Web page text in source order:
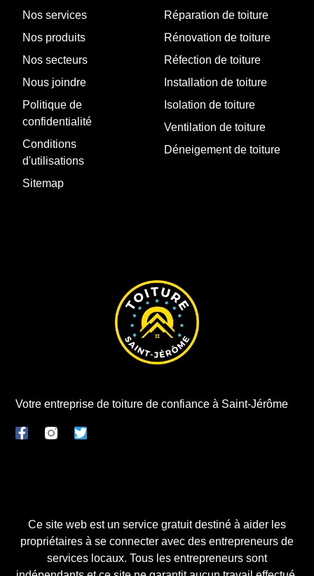
Votre entreprise de toiture de confiance à Saint-Jérôme
Réparation de toiture
Rénovation de toiture
Réfection de toiture
Installation de toiture
Isolation de toiture
Ventilation de toiture
Déneigement de toiture
Nos services
Nos produits
Nos secteurs
Nous joindre
Politique de
confidentialité
Conditions
d'utilisations
Sitemap
Ce site web est un service gratuit destiné à aider les
propriétaires à se connecter avec des entrepreneurs de
services locaux. Tous les entrepreneurs sont